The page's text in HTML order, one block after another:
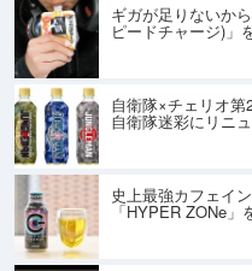
ギガが足りないか
ピードチャージ)」
自衛隊×チェリオ
自衛隊迷彩にリニ
史上最強カフェイ
「HYPER ZONe」